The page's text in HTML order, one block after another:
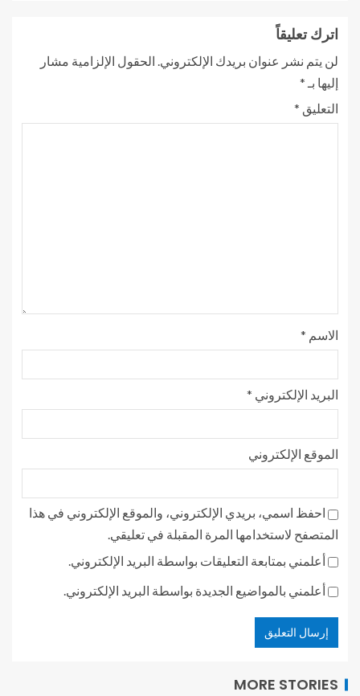
اترك تعليقاً
لن يتم نشر عنوان بريدك الإلكتروني. الحقول الإلزامية مشار
إليها بـ *
التعليق *
الاسم *
البريد الإلكتروني *
الموقع الإلكتروني
احفظ اسمي، بريدي الإلكتروني، والموقع الإلكتروني في هذا
المتصفح لاستخدامها المرة المقبلة في تعليقي.
أعلمني بمتابعة التعليقات بواسطة البريد الإلكتروني.
أعلمني بالمواضيع الجديدة بواسطة البريد الإلكتروني.
MORE STORIES